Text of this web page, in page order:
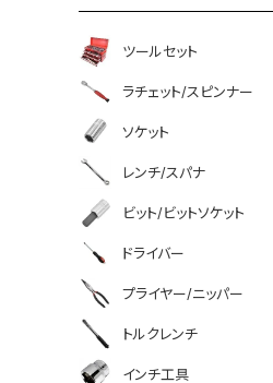
ツールセット
ラチェット/スピンナー
ソケット
レンチ/スパナ
ビット/ビットソケット
ドライバー
プライヤー/ニッパー
トルクレンチ
インチ工具